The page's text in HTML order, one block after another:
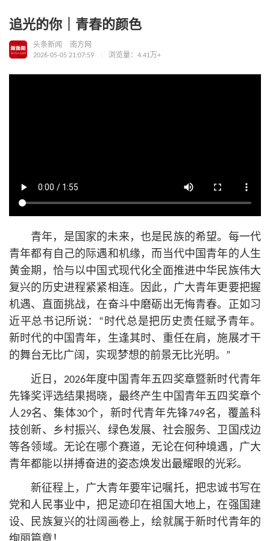
追光的你｜青春的颜色
头条新闻
南方网
2026-05-05 21:07:59
浏览量：4.41万+
青年，是国家的未来，也是民族的希望。每一代
青年都有自己的际遇和机缘，而当代中国青年的人生
黄金期，恰与以中国式现代化全面推进中华民族伟大
复兴的历史进程紧紧相连。因此，广大青年更要把握
机遇、直面挑战，在奋斗中磨砺出无悔青春。正如习
近平总书记所说：“时代总是把历史责任赋予青年。
新时代的中国青年，生逢其时、重任在肩，施展才干
的舞台无比广阔，实现梦想的前景无比光明。”
近日，2026年度中国青年五四奖章暨新时代青年
先锋奖评选结果揭晓，最终产生中国青年五四奖章个
人29名、集体30个，新时代青年先锋749名，覆盖科
技创新、乡村振兴、绿色发展、社会服务、卫国戍边
等各领域。无论在哪个赛道，无论在何种境遇，广大
青年都能以拼搏奋进的姿态焕发出最耀眼的光彩。
新征程上，广大青年要牢记嘱托，把忠诚书写在
党和人民事业中，把足迹印在祖国大地上，在强国建
设、民族复兴的壮阔画卷上，绘就属于新时代青年的